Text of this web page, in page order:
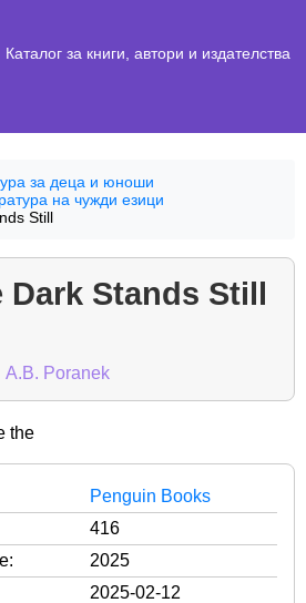
Каталог за книги, автори и издателства
за деца и юноши
на чужди езици
Still
Stands Still
A.B. Poranek
Penguin Books
416
2025
2025-02-12